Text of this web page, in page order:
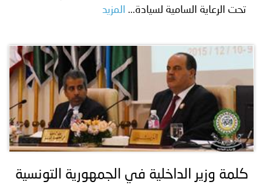
الأمانة
من
تحت الرعاية السامية لسيادة...
المزيد
كلمة وزير الداخلية في الجمهورية التونسية